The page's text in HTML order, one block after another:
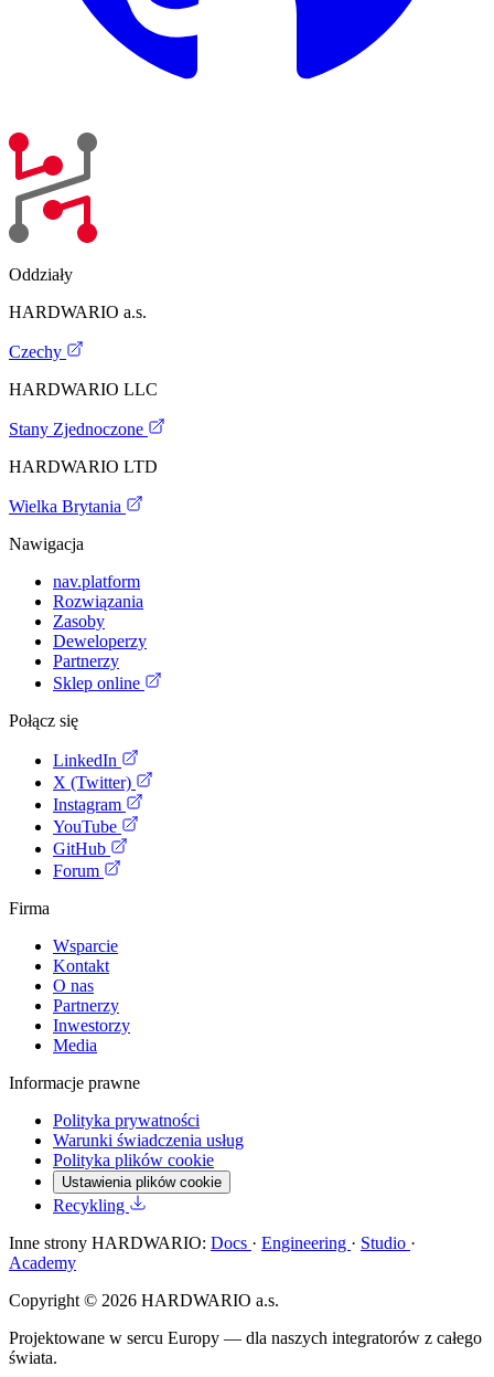
Oddziały
HARDWARIO a.s.
Czechy
HARDWARIO LLC
Stany Zjednoczone
HARDWARIO LTD
Wielka Brytania
Nawigacja
nav.platform
Rozwiązania
Zasoby
Deweloperzy
Partnerzy
Sklep online
Połącz się
LinkedIn
X (Twitter)
Instagram
YouTube
GitHub
Forum
Firma
Wsparcie
Kontakt
O nas
Partnerzy
Inwestorzy
Media
Informacje prawne
Polityka prywatności
Warunki świadczenia usług
Polityka plików cookie
Ustawienia plików cookie
Recykling
Inne strony HARDWARIO: Docs · Engineering · Studio ·
Academy
Copyright © 2026 HARDWARIO a.s.
Projektowane w sercu Europy — dla naszych integratorów z całego
świata.